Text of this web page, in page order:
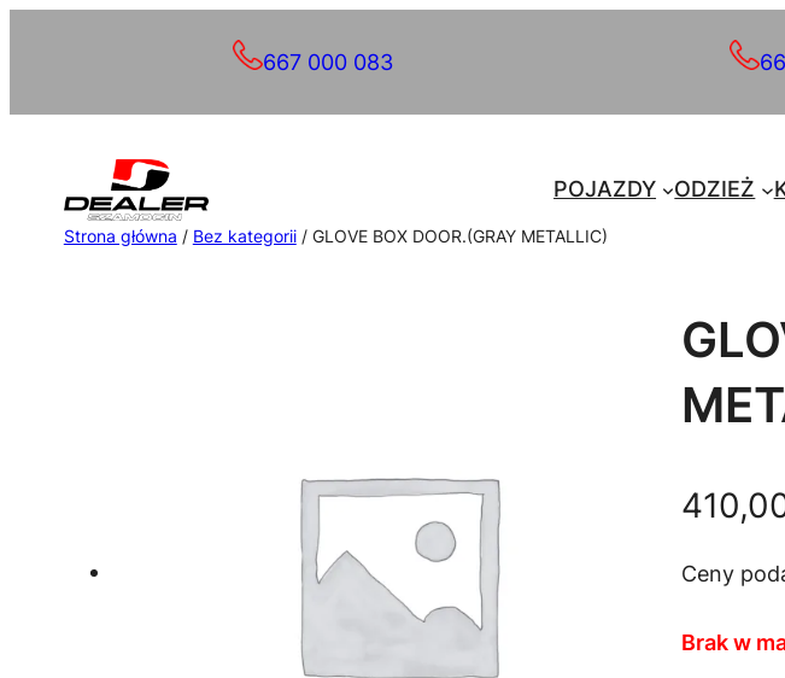
667 000 083
POJAZDY ODZIEŻ
Strona główna / Bez kategorii/ GLOVE BOX DOOR.(GRAY METALLIC)
Ceny
Brak w